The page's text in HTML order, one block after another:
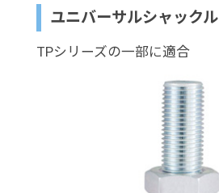
ユニバーサルシャックル
TPシリーズの一部に適合